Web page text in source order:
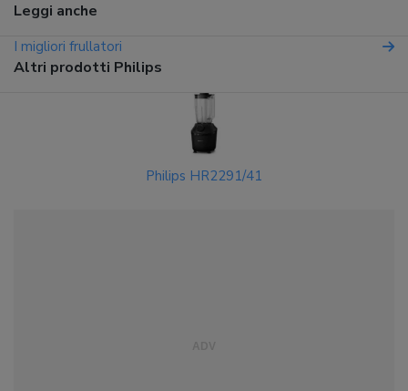
Leggi anche
I migliori frullatori
Altri prodotti Philips
Philips HR2291/41